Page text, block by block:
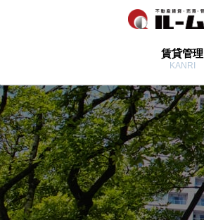
賃貸管理
KANRI